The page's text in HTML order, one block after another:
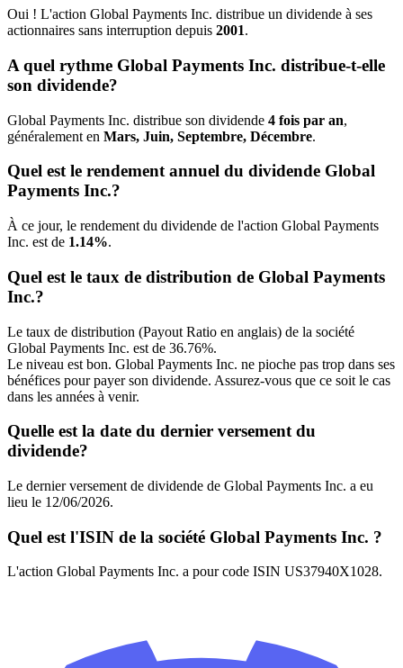
Oui ! L'action Global Payments Inc. distribue un dividende à ses
actionnaires sans interruption depuis 2001.
A quel rythme Global Payments Inc. distribue-t-elle
son dividende?
Global Payments Inc. distribue son dividende 4 fois par an,
généralement en Mars, Juin, Septembre, Décembre.
Quel est le rendement annuel du dividende Global
Payments Inc.?
À ce jour, le rendement du dividende de l'action Global Payments
Inc. est de 1.14%.
Quel est le taux de distribution de Global Payments
Inc.?
Le taux de distribution (Payout Ratio en anglais) de la société
Global Payments Inc. est de 36.76%.
Le niveau est bon. Global Payments Inc. ne pioche pas trop dans ses
bénéfices pour payer son dividende. Assurez-vous que ce soit le cas
dans les années à venir.
Quelle est la date du dernier versement du
dividende?
Le dernier versement de dividende de Global Payments Inc. a eu
lieu le 12/06/2026.
Quel est l'ISIN de la société Global Payments Inc. ?
L'action Global Payments Inc. a pour code ISIN US37940X1028.